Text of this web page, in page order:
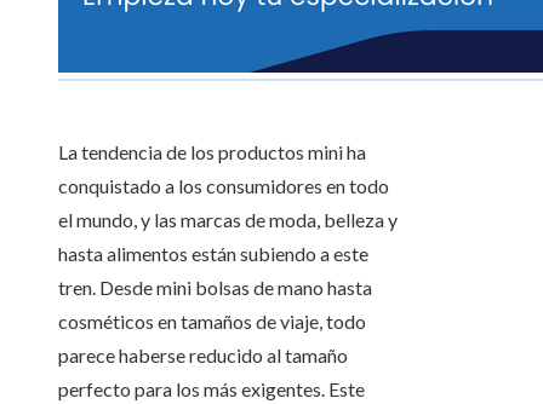
La tendencia de los productos mini ha
conquistado a los consumidores en todo
el mundo, y las marcas de moda, belleza y
hasta alimentos están subiendo a este
tren. Desde mini bolsas de mano hasta
cosméticos en tamaños de viaje, todo
parece haberse reducido al tamaño
perfecto para los más exigentes. Este